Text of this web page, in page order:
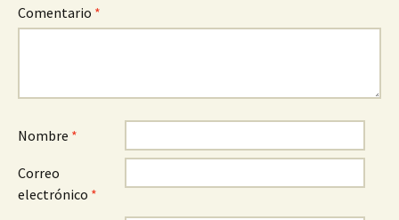
Comentario *
Nombre *
Correo
electrónico *